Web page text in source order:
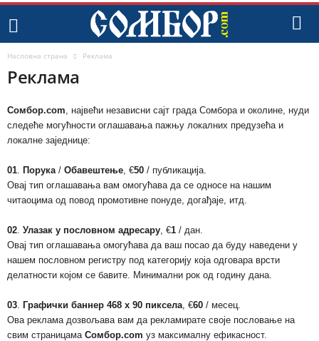
Насловна страна Реклама
Реклама
Сомбор.com, највећи независни сајт града Сомбора и околине, нуди
следеће могућности оглашавања пажњу локалних предузећа и
локалне заједнице:
01. Порука/ Обавештење, €50 / публикација.
Овај тип оглашавања вам омогућава да се односе на нашим
читаоцима од повод промотивне понуде, догађаје, итд.
02. Улазак у пословном адресару, €1 / дан.
Овај тип оглашавања омогућава да ваш посао да буду наведени у
нашем пословном регистру под категорију која одговара врсти
делатности којом се бавите. Минимални рок од годину дана.
03. Графички баннер 468 х 90 пиксела, €60 / месец.
Ова реклама дозвољава вам да рекламирате своје пословање на
свим страницама Сомбор.com уз максималну ефикасност.